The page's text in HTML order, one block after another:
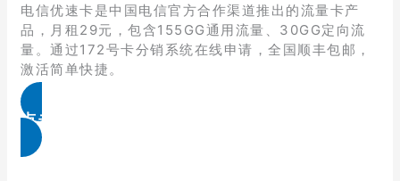
电信优速卡是中国电信官方合作渠道推出的流量卡产
品，月租29元，包含155GG通用流量、30GG定向流
量。通过172号卡分销系统在线申请，全国顺丰包邮，
激活简单快捷。
点击免费领取